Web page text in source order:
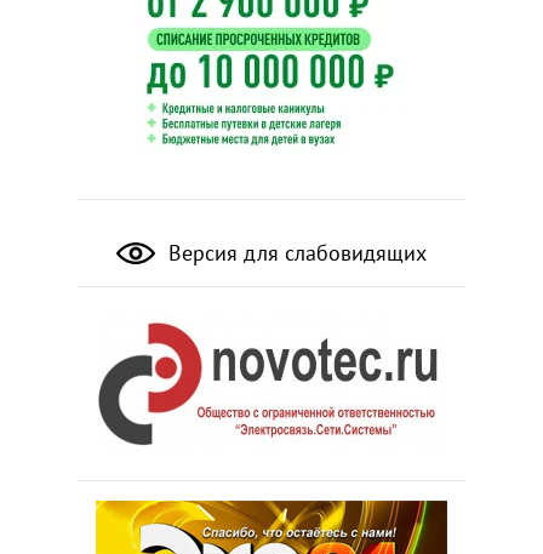
Версия для слабовидящих